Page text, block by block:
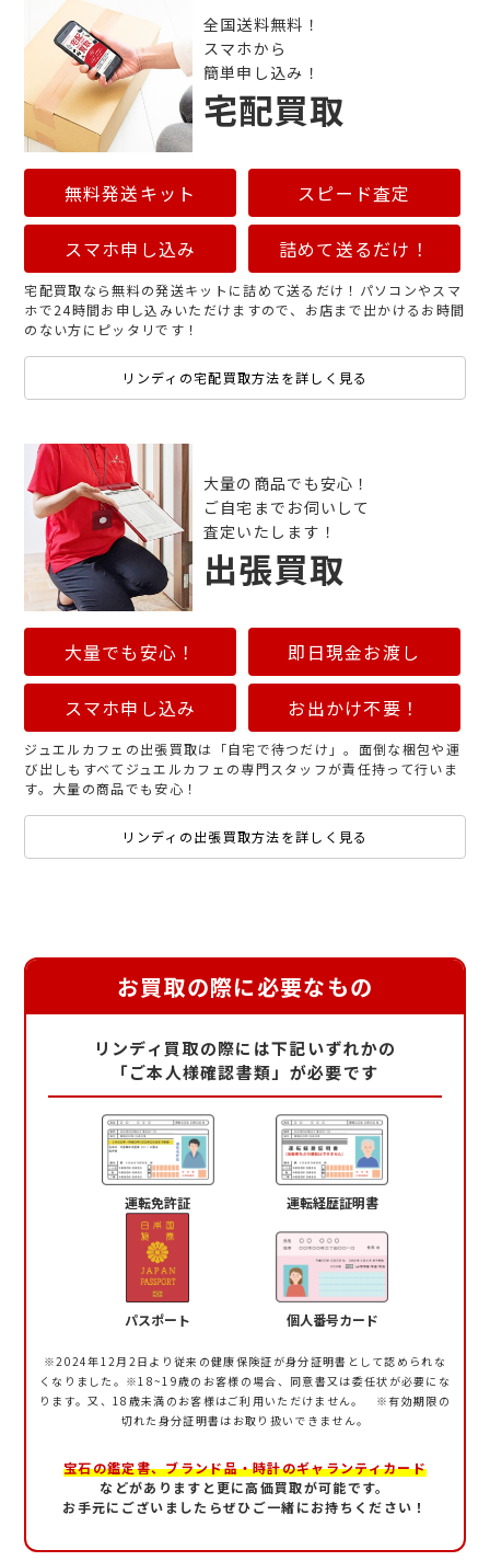
全国送料無料！
スマホから
簡単申し込み！
宅配買取
無料発送キット スピード査定
スマホ申し込み 詰めて送るだけ！
宅配買取なら無料の発送キットに詰めて送るだけ！パソコンやスマ
ホで24時間お申し込みいただけますので、お店まで出かけるお時間
のない方にピッタリです！
リンディの宅配買取方法を詳しく見る
大量の商品でも安心！
ご自宅までお伺いして
査定いたします！
出張買取
大量でも安心！ 即日現金お渡し
スマホ申し込み お出かけ不要！
ジュエルカフェの出張買取は「自宅で待つだけ」。面倒な梱包や運
び出しもすべてジュエルカフェの専門スタッフが責任持って行いま
す。大量の商品でも安心！
リンディの出張買取方法を詳しく見る
お買取の際に必要なもの
リンディ買取の際には下記いずれかの
「ご本人様確認書類」が必要です
運転免許証 運転経歴証明書
パスポート 個人番号カード
※2024年12月2日より従来の健康保険証が身分証明書として認められな
くなりました。 ※18~19歳のお客様の場合、同意書又は委任状が必要にな
ります。又、18歳未満のお客様はご利用いただけません。 ※有効期限の
切れた身分証明書はお取り扱いできません。
宝石の鑑定書、ブランド品・時計のギャランティカード
などがありますと更に高価買取が可能です。
お手元にございましたらぜひご一緒にお持ちください！